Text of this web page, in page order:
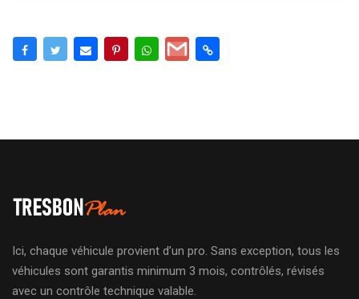
Ici, chaque véhicule provient d’un pro. Sans exception, tous les
véhicules sont garantis minimum 3 mois, contrôlés, révisés
avec un contrôle technique valable.